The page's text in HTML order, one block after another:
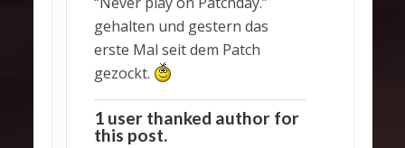
gehalten und gestern das
erste Mal seit dem Patch
gezockt.
1 user thanked author for
this post.